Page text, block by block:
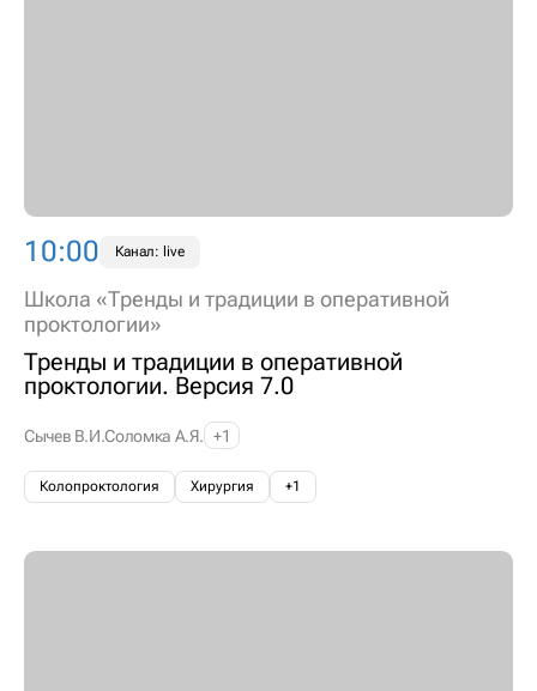
10:00 Канал: live
Школа «Тренды и традиции в оперативной
проктологии»
Тренды и традиции в оперативной
проктологии. Версия 7.0
Сычев В.И.Соломка А.Я. +1
Колопроктология Хирургия +1